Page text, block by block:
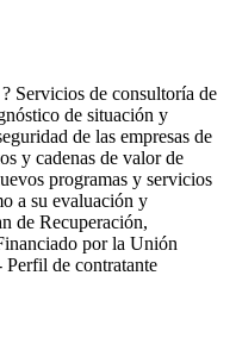
Servicios de consultoría de
de situación y
de las empresas de
y cadenas de valor de
programas y servicios
a su evaluación y
de Recuperación,
por la Unión
de contratante